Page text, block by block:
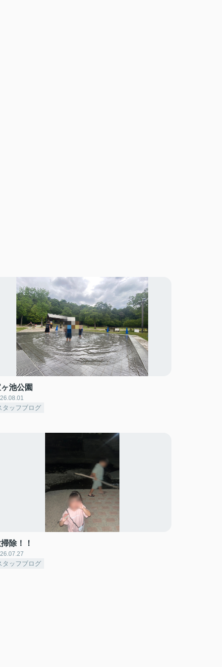
池公園
タッフブログ
除！！
タッフブログ